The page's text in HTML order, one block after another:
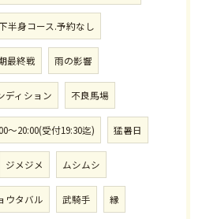
半身コース.予約なし
最終戦 雨の影響
ディション 不良馬場
〜20:00(受付19:30迄) 猛暑日
ジメジメ ムシムシ
ウタバル 武騎手 縁